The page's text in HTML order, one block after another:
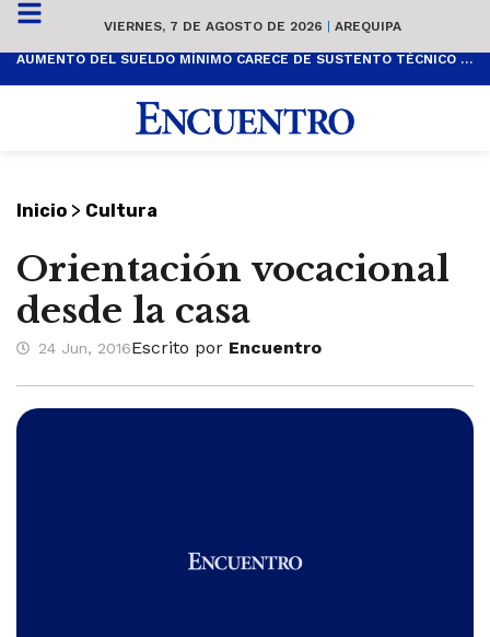
VIERNES, 7 DE AGOSTO DE 2026 | AREQUIPA
AUMENTO DEL SUELDO MÍNIMO CARECE DE SUSTENTO TÉCNICO Y ES POPULISTA
Inicio > Cultura
Orientación vocacional
desde la casa
24 Jun, 2016Escrito por Encuentro